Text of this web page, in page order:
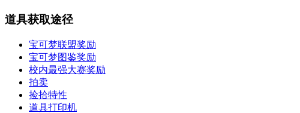
道具获取途径
宝可梦联盟奖励
宝可梦图鉴奖励
校内最强大赛奖励
拍卖
捡拾特性
道具打印机